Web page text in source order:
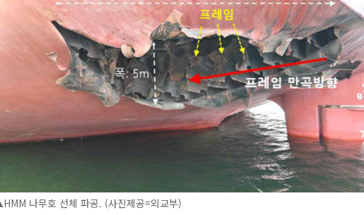
나무호 선체 파공. (사진제공=외교부)